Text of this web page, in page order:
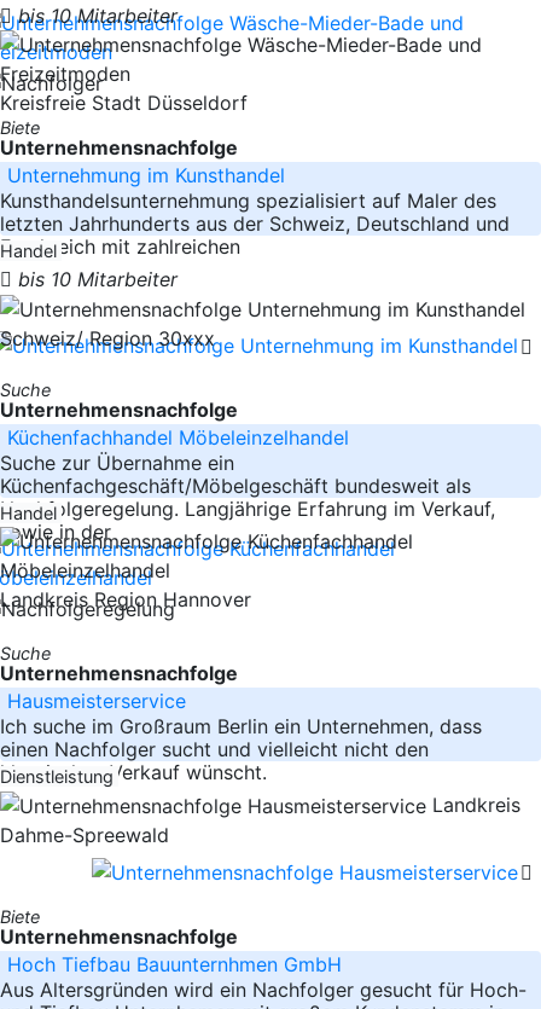
bis 10 Mitarbeiter
Kreisfreie Stadt Düsseldorf
Biete
Unternehmensnachfolge
Unternehmung im Kunsthandel
Kunsthandelsunternehmung spezialisiert auf Maler des
letzten Jahrhunderts aus der Schweiz, Deutschland und
Frankreich mit zahlreichen
Handel
bis 10 Mitarbeiter
Schweiz/ Region 30xxx
Suche
Unternehmensnachfolge
Küchenfachhandel Möbeleinzelhandel
Suche zur Übernahme ein
Küchenfachgeschäft/Möbelgeschäft bundesweit als
Nachfolgeregelung. Langjährige Erfahrung im Verkauf,
sowie in der
Handel
Landkreis Region Hannover
Suche
Unternehmensnachfolge
Hausmeisterservice
Ich suche im Großraum Berlin ein Unternehmen, dass
einen Nachfolger sucht und vielleicht nicht den
klassischen Verkauf wünscht.
Dienstleistung
Landkreis
Dahme-Spreewald
Biete
Unternehmensnachfolge
Hoch Tiefbau Bauunternhmen GmbH
Aus Altersgründen wird ein Nachfolger gesucht für Hoch-